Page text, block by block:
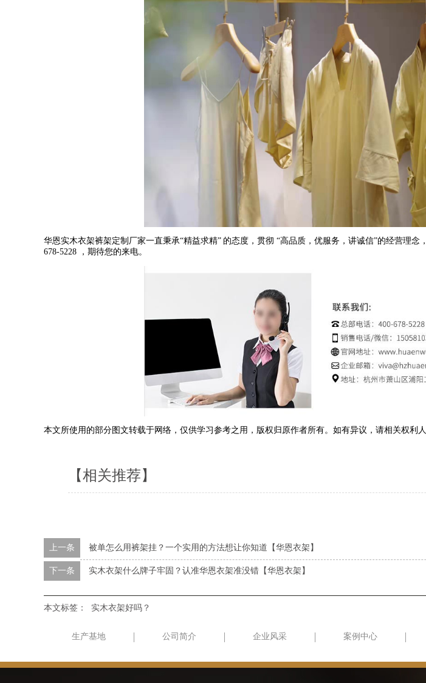
华恩实木衣架裤架定制厂家一直秉承“精益求精” 的态度，贯彻 “高品质，优服务，讲诚信”的经营理念
678-5228
，期待您的来电。
本文所使用的部分图文转载于网络，仅供学习参考之用，版权归原作者所有。如有异议，请相关权利
【相关推荐】
上一条 被单怎么用裤架挂？一个实用的方法想让你知道【华恩衣架】
下一条 实木衣架什么牌子牢固？认准华恩衣架准没错【华恩衣架】
本文标签： 实木衣架好吗？
生产基地 公司简介 企业风采 案例中心